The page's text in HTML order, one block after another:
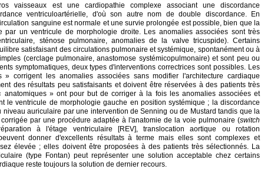
vaisseaux est une cardiopathie complexe associant une discordance
ventriculoartérielle, d'où son autre nom de double discordance. En
sanguine est normale et une survie prolongée est possible, bien que la
par un ventricule de morphologie droite. Les anomalies associées sont très
sténose pulmonaire, anomalies de la valve tricuspide). Certains
satisfaisant des circulations pulmonaire et systémique, spontanément ou à
(cerclage pulmonaire, anastomose systémicopulmonaire) et sont peu ou
symptomatiques, deux types d'interventions correctrices sont possibles. Les
» corrigent les anomalies associées sans modifier l'architecture cardiaque
des résultats peu satisfaisants et doivent être réservées à des patients très
anatomiques » ont pour but de corriger à la fois les anomalies associées et
le ventricule de morphologie gauche en position systémique ; la discordance
auriculaire par une intervention de Senning ou de Mustard tandis que la
par une procédure adaptée à l'anatomie de la voie pulmonaire (switch
à l'étage ventriculaire [REV], translocation aortique ou rotation
donner d'excellents résultats à terme mais elles sont complexes et
élevée ; elles doivent être proposées à des patients très sélectionnés. La
(type Fontan) peut représenter une solution acceptable chez certains
reste toujours la solution de dernier recours.